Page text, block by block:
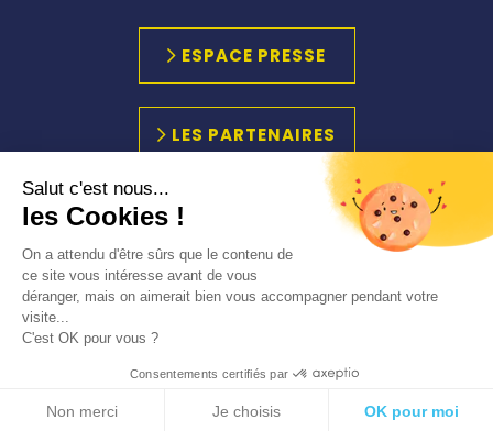
Salut c'est nous...
les Cookies !
On a attendu d'être sûrs que le contenu de
ce site vous intéresse avant de vous
déranger, mais on aimerait bien vous accompagner pendant votre
visite...
C'est OK pour vous ?
Consentements certifiés par
Non merci Je choisis OK pour moi
ESPACE PRESSE
LES PARTENAIRES
PLAN DU SITE
MARCHÉS PUBLICS
ACCESSIBILITÉ
MENTIONS LÉGALES
RÉALISATION STRATIS